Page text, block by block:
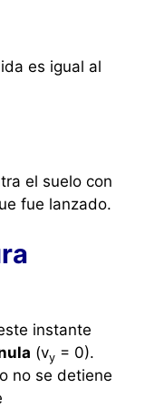
es igual al
el suelo con
fue lanzado.
instante
(vy = 0).
no se detiene